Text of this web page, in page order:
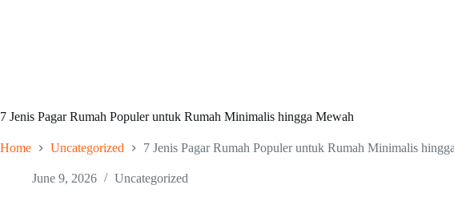
7 Jenis Pagar Rumah Populer untuk Rumah Minimalis hingga Mewah
Home Uncategorized 7 Jenis Pagar Rumah Populer untuk Rumah Minimalis
June 9, 2026 Uncategorized